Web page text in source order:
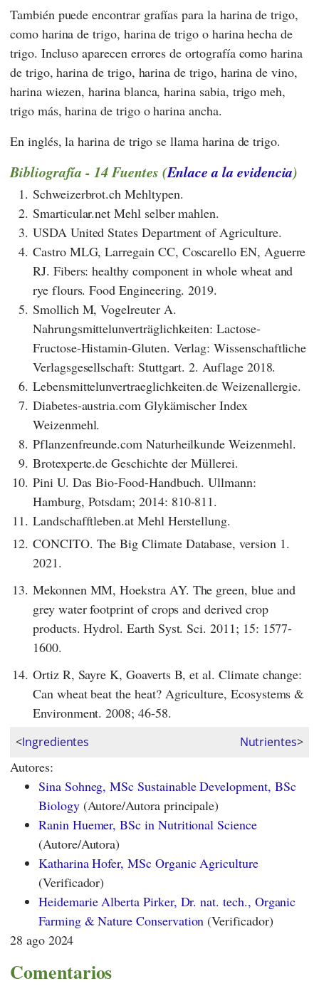
También puede encontrar grafías para la harina de trigo,
como harina de trigo, harina de trigo o harina hecha de
trigo. Incluso aparecen errores de ortografía como harina
de trigo, harina de trigo, harina de trigo, harina de vino,
harina wiezen, harina blanca, harina sabia, trigo meh,
trigo más, harina de trigo o harina ancha.
En inglés, la harina de trigo se llama harina de trigo.
Bibliografía - 14 Fuentes (Enlace a la evidencia)
1. Schweizerbrot.ch Mehltypen.
2. Smarticular.net Mehl selber mahlen.
3. USDA United States Department of Agriculture.
4. Castro MLG, Larregain CC, Coscarello EN, Aguerre
RJ. Fibers: healthy component in whole wheat and
rye flours. Food Engineering. 2019.
5. Smollich M, Vogelreuter A.
Nahrungsmittelunverträglichkeiten: Lactose-
Fructose-Histamin-Gluten. Verlag: Wissenschaftliche
Verlagsgesellschaft: Stuttgart. 2. Auflage 2018.
6. Lebensmittelunvertraeglichkeiten.de Weizenallergie.
7. Diabetes-austria.com Glykämischer Index
Weizenmehl.
8. Pflanzenfreunde.com Naturheilkunde Weizenmehl.
9. Brotexperte.de Geschichte der Müllerei.
10. Pini U. Das Bio-Food-Handbuch. Ullmann:
Hamburg, Potsdam; 2014: 810-811.
11. Landschafftleben.at Mehl Herstellung.
12. CONCITO. The Big Climate Database, version 1.
2021.
13. Mekonnen MM, Hoekstra AY. The green, blue and
grey water footprint of crops and derived crop
products. Hydrol. Earth Syst. Sci. 2011; 15: 1577-
1600.
14. Ortiz R, Sayre K, Goaverts B, et al. Climate change:
Can wheat beat the heat? Agriculture, Ecosystems &
Environment. 2008; 46-58.
<Ingredientes Nutrientes>
Autores:
Sina Sohneg, MSc Sustainable Development, BSc
Biology(Autore/Autora principale)
Ranin Huemer, BSc in Nutritional Science
(Autore/Autora)
Katharina Hofer, MSc Organic Agriculture
(Verificador)
Heidemarie Alberta Pirker, Dr. nat. tech., Organic
Farming & Nature Conservation (Verificador)
28 ago 2024
Comentarios